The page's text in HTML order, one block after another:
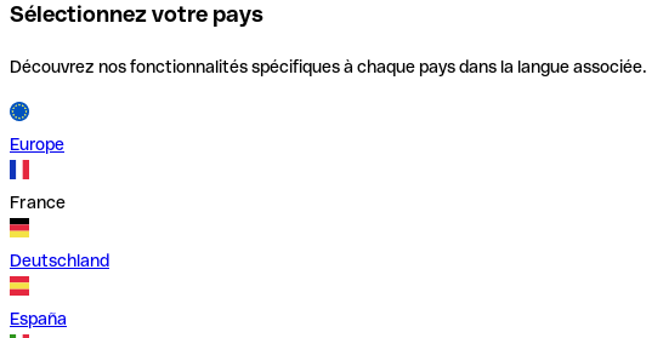
Sélectionnez votre pays
Découvrez nos fonctionnalités spécifiques à chaque pays dans la langue associée.
Europe
France
Deutschland
España